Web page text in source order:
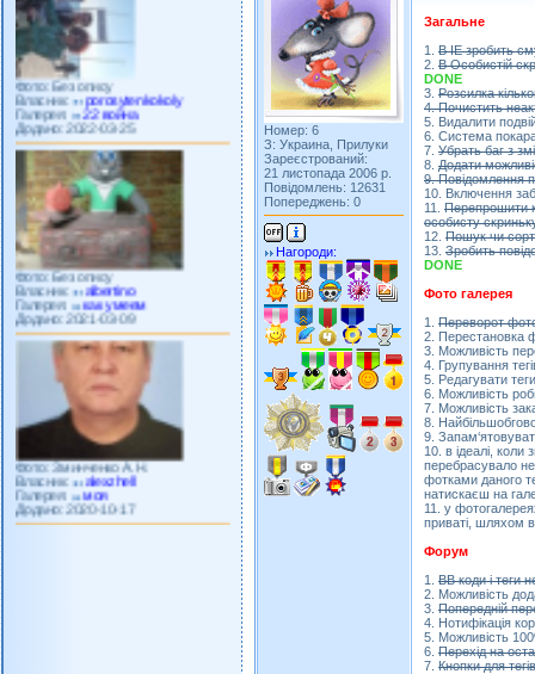
Фото: Без опису
Власник:
porosytenkokoly
Галерея:
Додано: 2022-03-25
Фото: Без опису
Власник:
albertino
Галерея:
как умеем
Додано: 2021-03-09
Фото: Зминченко А.Н.
alexzhell
Галерея:
моя
Додано: 2020-10-17
Номер: 6
З: Украина, Прилуки
Зареєстрований:
21 листопада 2006 р.
Повідомлень: 12631
Попереджень: 0
Нагороди:
Загальне
1. В ІЕ зробить
2. В Особистій
DONE
3. Розсилка
4. Почистить
5. Видалити
6. Система
7. Убрать баг з
8. Додати
9. Повідомлення
10. Включення
11. Перепрошити
особисту
12. Пошук чи
13. Зробить
DONE
Фото галерея
1. Переворот
2. Перестановка
3. Можливість
4. Групування
5. Редагувати
6. Можливість
7. Можливість
8.
9.
10. в ідеалі,
перебрасувало не
фотками даного
натискаєш на
11. у
приваті, шляхом
Форум
1. ВВ коди і теги
2. Можливість
3. Попередній
4. Нотифікація
5. Можливість
6. Перехід на
7. Кнопки для